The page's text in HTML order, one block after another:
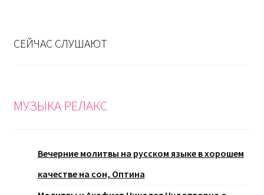
СЕЙЧАС СЛУШАЮТ
МУЗЫКА РЕЛАКС
Вечерние молитвы на русском языке в хорошем
качестве на сон, Оптина